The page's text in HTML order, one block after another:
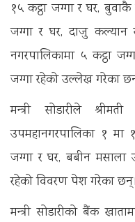
१५ कट्ठा जग्गा र घर,
जग्गा र घर, दाजु कल्यान
नगरपालिकामा ५ कट्ठा
जग्गा रहेको उल्लेख गरेका
मन्त्री सोडारीले
उपमहानगरपालिका १
जग्गा र घर, बबीन मसाला
रहेको विवरण पेश गरेका छन्।
मन्त्री सोडारीको बैंक